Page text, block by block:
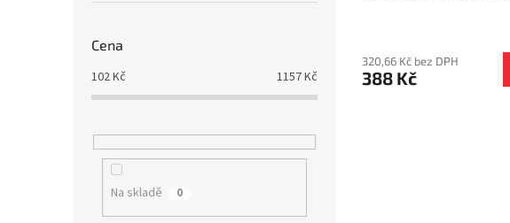
Cena
102Kč 1157Kč
Na skladě 0
320,66 Kč bez DPH
388 Kč